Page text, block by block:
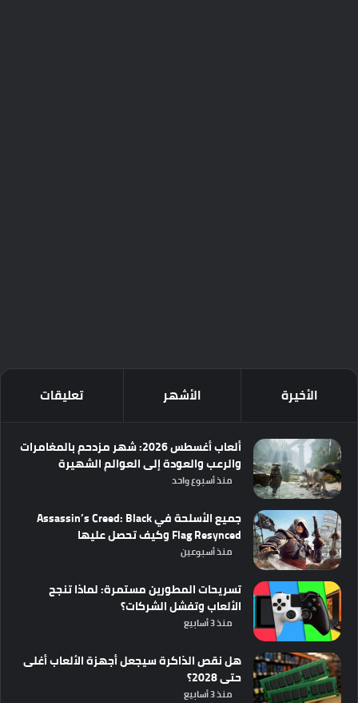
الأخيرة الأشهر تعليقات
ألعاب أغسطس 2026: شهر مزدحم بالمغامرات
والرعب والعودة إلى العوالم الشهيرة
منذ أسبوع واحد
جميع الأسلحة في Assassin’s Creed: Black
Flag Resynced وكيف تحصل عليها
منذ أسبوعين
تسريحات المطورين مستمرة: لماذا تنجح
الألعاب وتفشل الشركات؟
منذ 3 أسابيع
هل نقص الذاكرة سيجعل أجهزة الألعاب أغلى
حتى 2028؟
منذ 3 أسابيع